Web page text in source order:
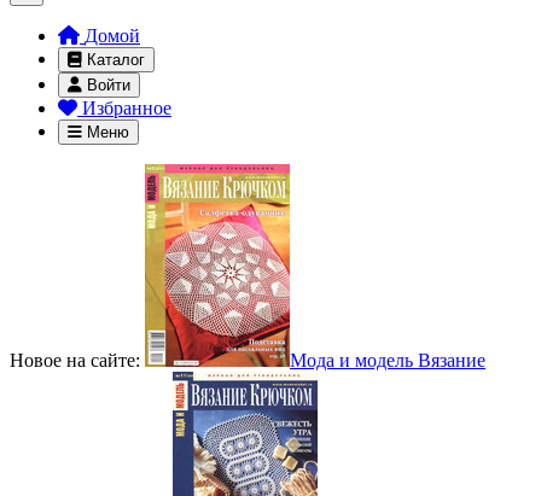
Домой
Каталог
Войти
Избранное
Меню
Новое на сайте: Мода и модель Вязание